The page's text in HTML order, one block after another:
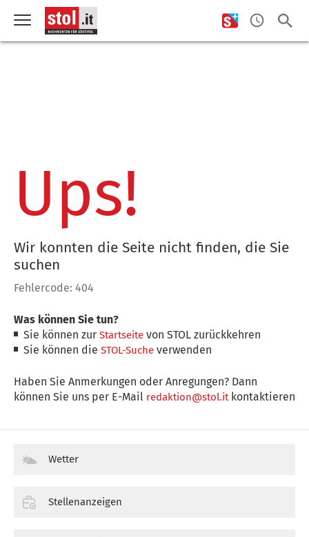
Ups!
Wir konnten die Seite nicht finden, die Sie
suchen
Fehlercode: 404
Was können Sie tun?
Sie können zurStartseite von STOL zurückkehren
Sie können dieSTOL-Suche verwenden
Haben Sie Anmerkungen oder Anregungen? Dann
können Sie uns per E-Mail redaktion@stol.itkontaktieren
Wetter
Stellenanzeigen